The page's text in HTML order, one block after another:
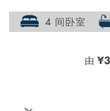
4 间卧室
由